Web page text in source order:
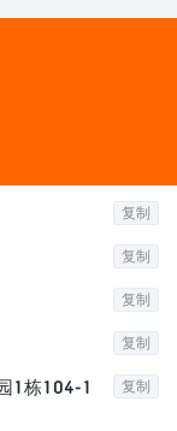
复制
复制
复制
复制
1栋104-1
复制